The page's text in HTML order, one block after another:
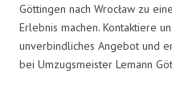
Göttingen nach Wrocław zu
Erlebnis machen. Kontaktiere
unverbindliches Angebot und
bei Umzugsmeister Lemann